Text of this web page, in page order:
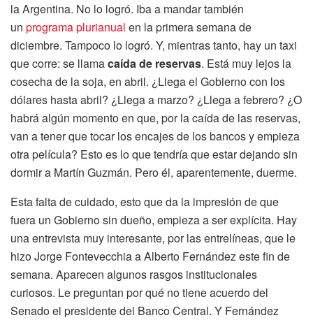
la Argentina. No lo logró. Iba a mandar también
un programa plurianual en la primera semana de
diciembre. Tampoco lo logró. Y, mientras tanto, hay un taxi
que corre: se llamacaída de reservas. Está muy lejos la
cosecha de la soja, en abril. ¿Llega el Gobierno con los
dólares hasta abril? ¿Llega a marzo? ¿Llega a febrero? ¿O
habrá algún momento en que, por la caída de las reservas,
van a tener que tocar los encajes de los bancos y empieza
otra película? Esto es lo que tendría que estar dejando sin
dormir a Martín Guzmán. Pero él, aparentemente, duerme.
Esta falta de cuidado, esto que da la impresión de que
fuera un Gobierno sin dueño, empieza a ser explícita. Hay
una entrevista muy interesante, por las entrelíneas, que le
hizo Jorge Fontevecchia a Alberto Fernández este fin de
semana. Aparecen algunos rasgos institucionales
curiosos. Le preguntan por qué no tiene acuerdo del
Senado el presidente del Banco Central. Y Fernández